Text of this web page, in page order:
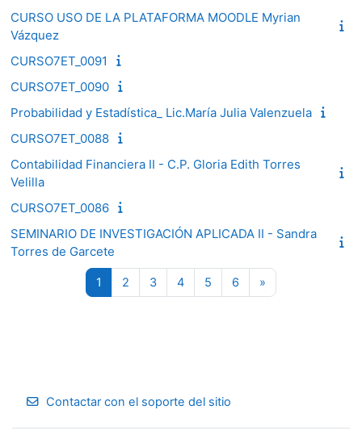
CURSO USO DE LA PLATAFORMA MOODLE Myrian
Vázquez
CURSO7ET_0091
CURSO7ET_0090
Probabilidad y Estadística_ Lic.María Julia Valenzuela
CURSO7ET_0088
Contabilidad Financiera II - C.P. Gloria Edith Torres
Velilla
CURSO7ET_0086
SEMINARIO DE INVESTIGACIÓN APLICADA II - Sandra
Torres de Garcete
1 Página 1
2 Página 2
3Página 3
4Página 4
5 Página 5
6Página 6
»
Contactar con el soporte del sitio